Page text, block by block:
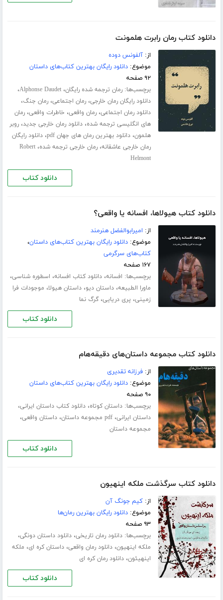
دانلود کتاب رمان رابرت هلمونت
از:آلفونس دوده
موضوع:دانلود رایگان بهترین کتاب‌های داستان
۹۲ صفحه
برچسب‌ها:رمان ترجمه شده رایگان،Alphonse Daudet،
دانلود رایگان رمان خارجی،رمان اجتماعی،رمان جنگ،
دانلود رمان اجتماعی،رمان واقعی، خاطرات واقعی،رمان
های انگلیسی ترجمه شده،دانلود رمان خارجی جدید،روبر
هلمون،دانلود بهترین رمان های جهان pdf ،دانلود رایگان
رمان خارجی عاشقانه،رمان خارجی ترجمه شده،Robert
Helmont
دانلود کتاب
دانلود کتاب هیولاها، افسانه یا واقعی؟
از: امیرابوالفضل هنرمند
موضوع:دانلود رایگان بهترین کتاب‌های داستان،
کتاب‌های سرگرمی
۱۶۷ صفحه
برچسب‌ها: افسانه،دانلود کتاب افسانه، اسطوره شناسی،
ماورا الطبیعه،داستان دیو،داستان هیولا، موجودات فرا
زمینی، پری دریایی،گرگ نما
دانلود کتاب
دانلود کتاب مجموعه داستان‌های دقیقه‌هام
از:فرزانه تقدیری
موضوع:دانلود رایگان بهترین کتاب‌های داستان
۹۰ صفحه
برچسب‌ها:داستان کوتاه،دانلود کتاب داستان ایرانی،
داستان ایرانی،pdf مجموعه داستان ،داستان واقعی،
مجموعه داستان
دانلود کتاب
دانلود کتاب سرگذشت ملکه اینهیون
از:کیم جونگ آن
موضوع:دانلود رایگان بهترین رمان‌ها
۹۳ صفحه
برچسب‌ها:دانلود رمان تاریخی،دانلود داستان دونگی،
ملکه اینهیون،دانلود رمان واقعی،داستان کره ای، ملکه
اینهیئون،دانلود رمان کره ای
دانلود کتاب